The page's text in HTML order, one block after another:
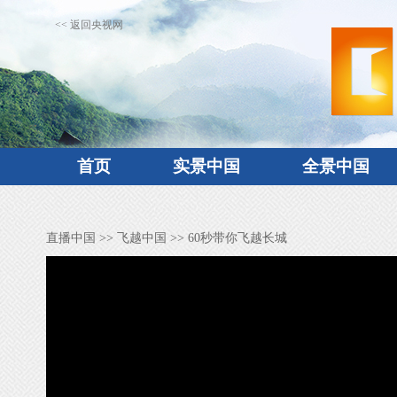
<< 返回央视网
首页 实景中国 全景中国
直播中国 >> 飞越中国 >> 60秒带你飞越长城